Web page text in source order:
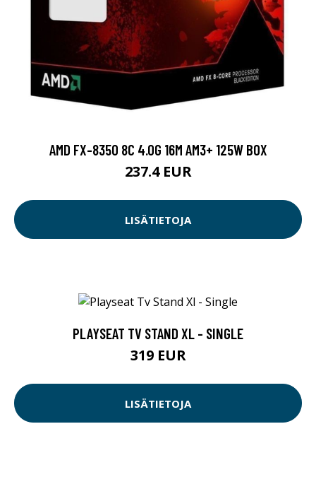
AMD FX-8350 8C 4.0G 16M AM3+ 125W BOX
237.4 EUR
LISÄTIETOJA
PLAYSEAT TV STAND XL - SINGLE
319 EUR
LISÄTIETOJA